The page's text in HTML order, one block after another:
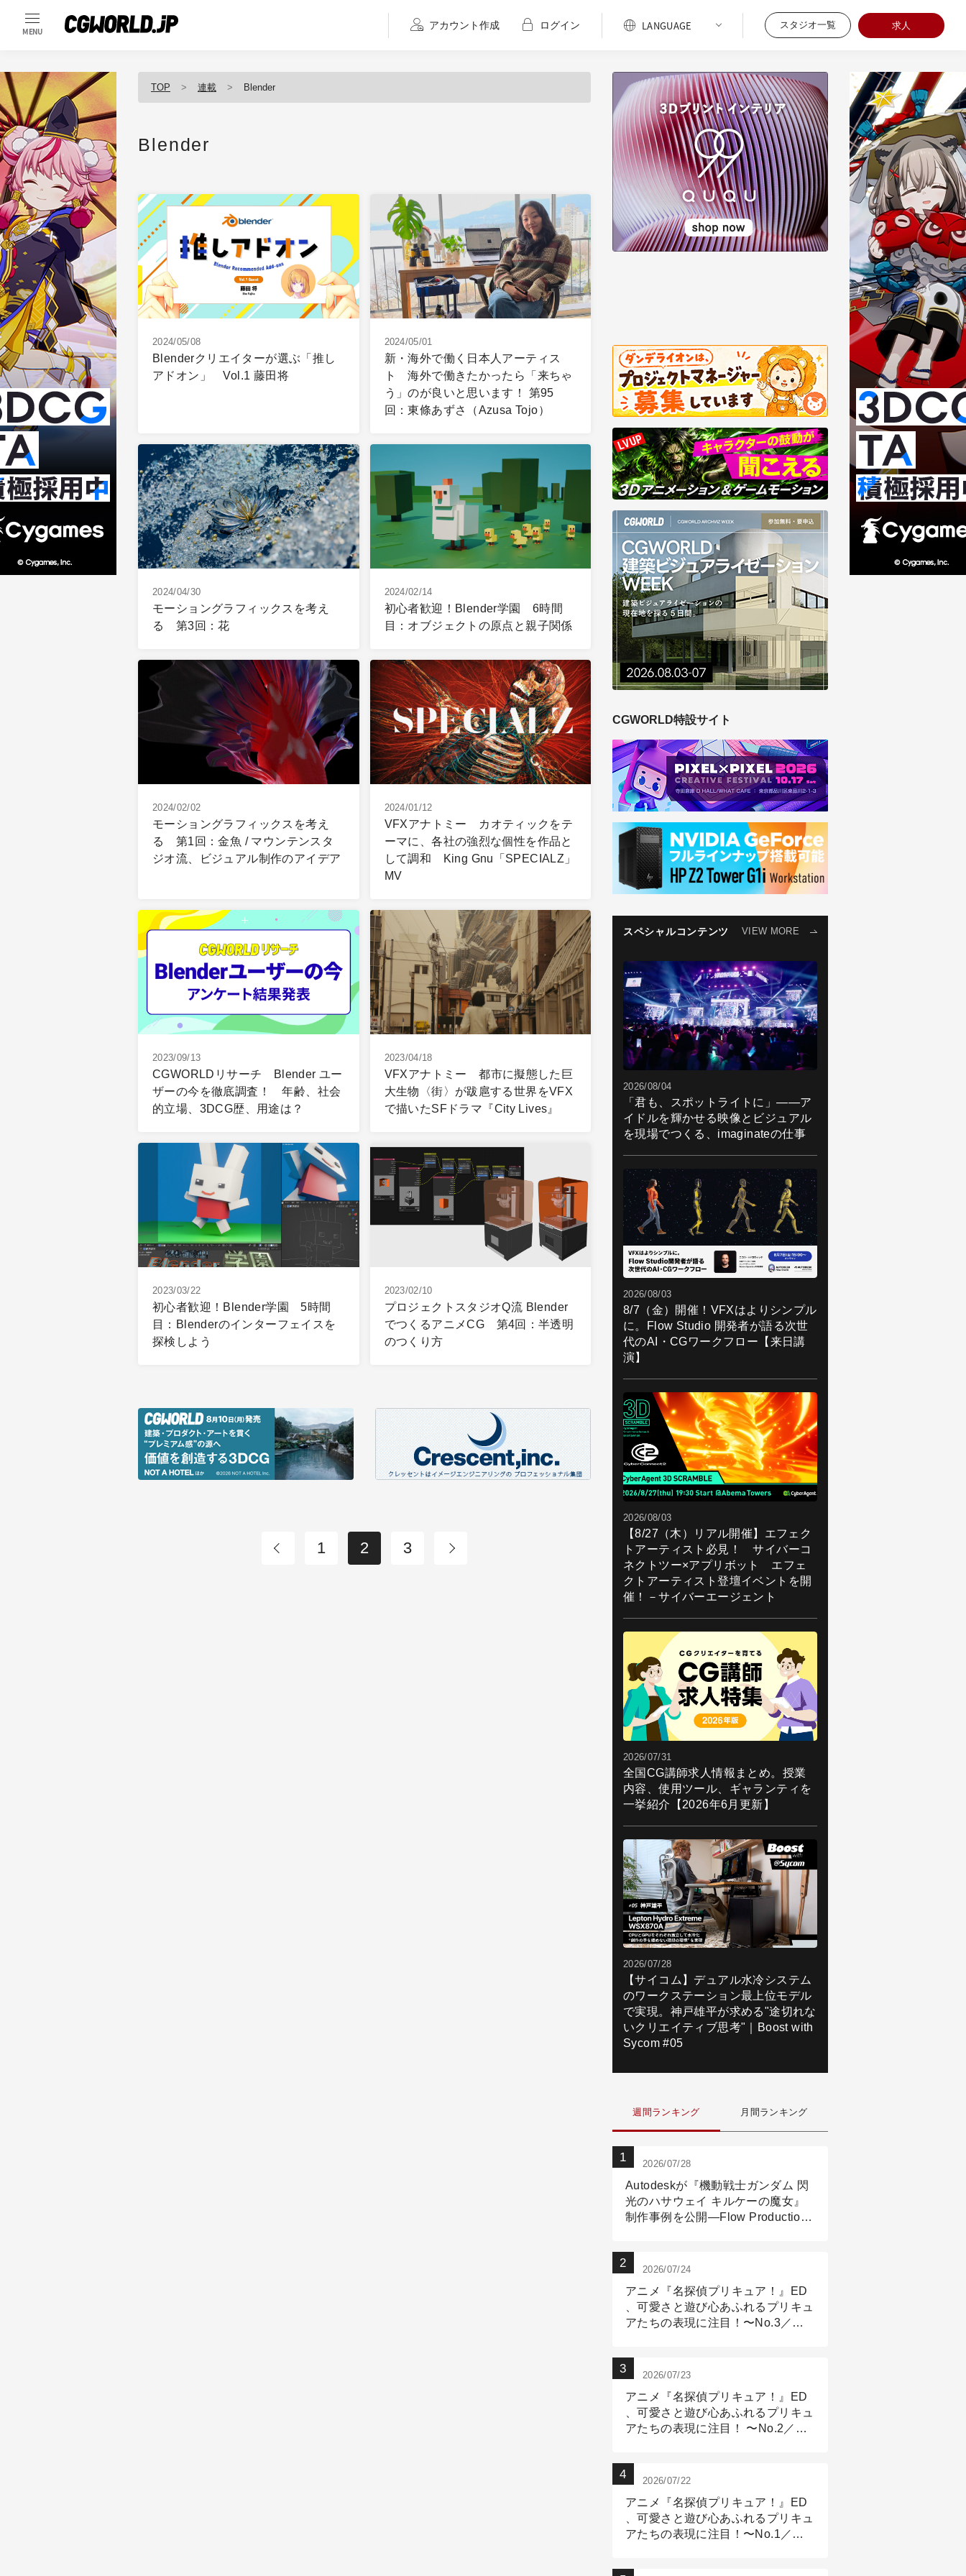
MENU
アカウント作成 ログイン スタジオ一覧 求人
TOP 連載 Blender
Blender
2024/05/08
Blenderクリエイターが選ぶ「推し
アドオン」 Vol.1 藤田将
2024/05/01
新・海外で働く日本人アーティス
ト 海外で働きたかったら「来ちゃ
う」のが良いと思います！ 第95
回：東條あずさ（Azusa Tojo）
2024/04/30
モーショングラフィックスを考え
る 第3回：花
2024/02/14
初心者歓迎！Blender学園 6時間
目：オブジェクトの原点と親子関係
2024/02/02
モーショングラフィックスを考え
る 第1回：金魚 / マウンテンスタ
ジオ流、ビジュアル制作のアイデア
2024/01/12
VFXアナトミー カオティックをテ
ーマに、各社の強烈な個性を作品と
して調和 King Gnu「SPECIALZ」
MV
2023/09/13
CGWORLDリサーチ Blender ユー
ザーの今を徹底調査！ 年齢、社会
的立場、3DCG歴、用途は？
2023/04/18
VFXアナトミー 都市に擬態した巨
大生物〈街〉が跋扈する世界をVFX
で描いたSFドラマ『City Lives』
2023/03/22
初心者歓迎！Blender学園 5時間
目：Blenderのインターフェイスを
探検しよう
2023/02/10
プロジェクトスタジオQ流 Blender
でつくるアニメCG 第4回：半透明
のつくり方
1 2 3
CGWORLD特設サイト
スペシャルコンテンツ VIEW MORE
2026/08/04
「君も、スポットライトに」――ア
イドルを輝かせる映像とビジュアル
を現場でつくる、imaginateの仕事
2026/08/03
8/7（金）開催！VFXはよりシンプル
に。Flow Studio 開発者が語る次世
代のAI・CGワークフロー【来日講
演】
2026/08/03
【8/27（木）リアル開催】エフェク
トアーティスト必見！ サイバーコ
ネクトツー×アプリボット エフェ
クトアーティスト登壇イベントを開
催！－サイバーエージェント
2026/07/31
全国CG講師求人情報まとめ。授業
内容、使用ツール、ギャランティを
一挙紹介【2026年6月更新】
2026/07/28
【サイコム】デュアル水冷システム
のワークステーション最上位モデル
で実現。神戸雄平が求める"途切れな
いクリエイティブ思考"｜Boost with
Sycom #05
週間ランキング 月間ランキング
2026/07/28
Autodeskが『機動戦士ガンダム 閃
光のハサウェイ キルケーの魔女』
制作事例を公開―Flow Production
2026/07/24
アニメ『名探偵プリキュア！』ED
、可愛さと遊び心あふれるプリキュ
アたちの表現に注目！〜No.3／ア
2026/07/23
アニメ『名探偵プリキュア！』ED
、可愛さと遊び心あふれるプリキュ
アたちの表現に注目！ 〜No.2／モ
2026/07/22
アニメ『名探偵プリキュア！』ED
、可愛さと遊び心あふれるプリキュ
アたちの表現に注目！〜No.1／演